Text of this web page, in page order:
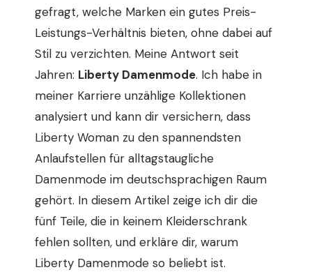
gefragt, welche Marken ein gutes Preis-
Leistungs-Verhältnis bieten, ohne dabei auf
Stil zu verzichten. Meine Antwort seit
Jahren: Liberty Damenmode. Ich habe in
meiner Karriere unzählige Kollektionen
analysiert und kann dir versichern, dass
Liberty Woman zu den spannendsten
Anlaufstellen für alltagstaugliche
Damenmode im deutschsprachigen Raum
gehört. In diesem Artikel zeige ich dir die
fünf Teile, die in keinem Kleiderschrank
fehlen sollten, und erkläre dir, warum
Liberty Damenmode so beliebt ist.